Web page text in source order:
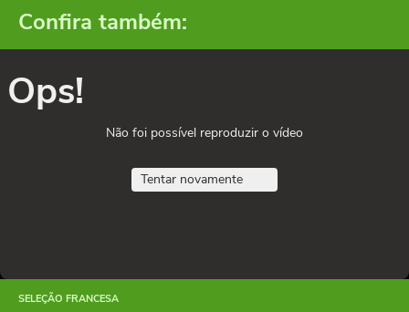
Confira também:
Ops!
Não foi possível reproduzir o vídeo
Tentar novamente
SELEÇÃO FRANCESA